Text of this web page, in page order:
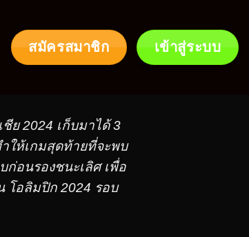
สมัครสมาชิก เข้าสู่ระบบ
ย 2024 เก็บมาได้ 3
ให้เกมสุดท้ายที่จะพบ
อนรองชนะเลิศ เพื่อ
โอลิมปิก 2024 รอบ